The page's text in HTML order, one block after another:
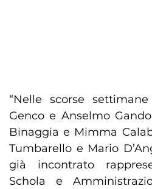
“Nelle scorse
Genco e Anselmo
Binaggia e Mimma
Tumbarello e Mario
già incontrato
Schola e